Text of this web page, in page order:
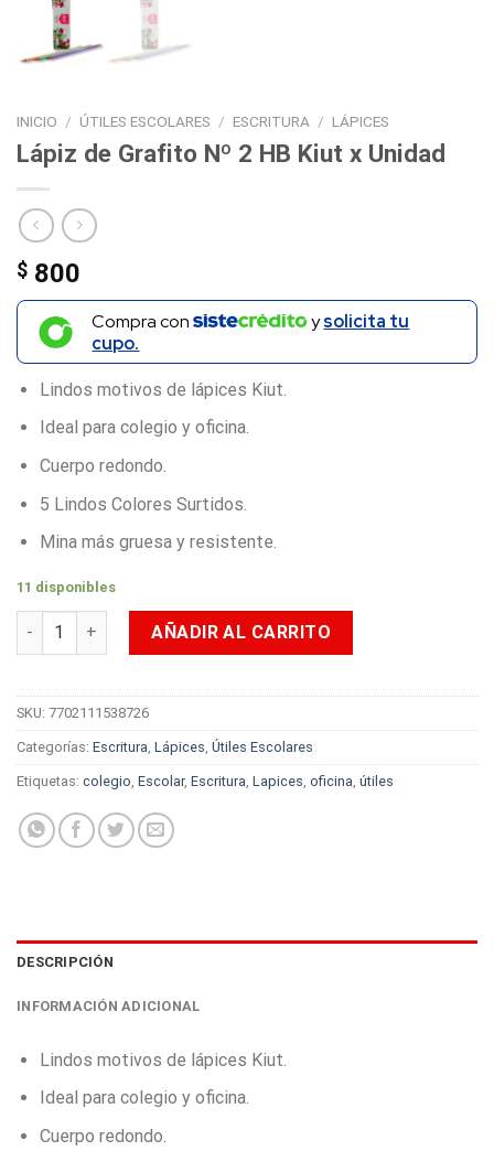
INICIO / ÚTILES ESCOLARES / ESCRITURA / LÁPICES
Lápiz de Grafito Nº 2 HB Kiut x Unidad
$ 800
Compra con ysolicita tu
cupo.
Lindos motivos de lápices Kiut.
Ideal para colegio y oficina.
Cuerpo redondo.
5 Lindos Colores Surtidos.
Mina más gruesa y resistente.
11 disponibles
Lápiz de Grafito Nº 2 HB Kiut x Unidad cantidad
AÑADIR AL CARRITO
SKU: 7702111538726
Categorías: Escritura Lápices Útiles Escolares
Etiquetas: colegio Escolar, Escritura Lapices oficina útiles
DESCRIPCIÓN
INFORMACIÓN ADICIONAL
Lindos motivos de lápices Kiut.
Ideal para colegio y oficina.
Cuerpo redondo.